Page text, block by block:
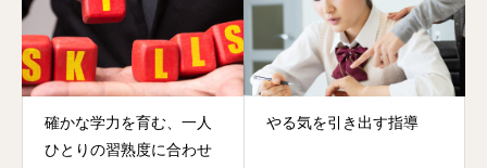
確かな学力を育む、一人
ひとりの習熟度に合わせ
やる気を引き出す指導